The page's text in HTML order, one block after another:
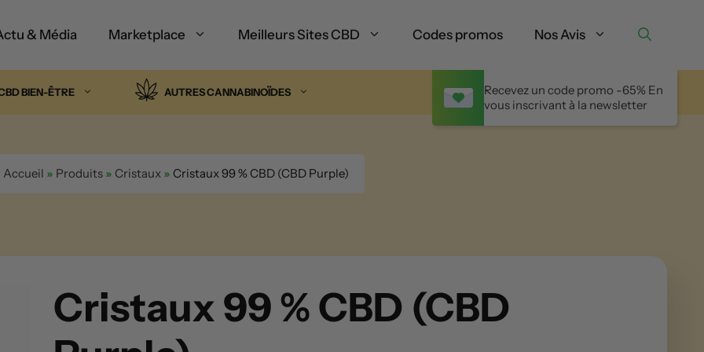
& Média Marketplace Meilleurs Sites CBD Codes promos Nos Avis
Recevez un code promo -65% En
vous inscrivant à la newsletter
BIEN-ÊTRE AUTRES CANNABINOÏDES
Accueil » Produits » Cristaux » Cristaux 99 % CBD (CBD Purple)
Cristaux 99 % CBD (CBD